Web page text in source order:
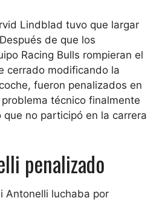
Lindblad tuvo que largar
de que los
Racing Bulls rompieran el
cerrado modificando la
fueron penalizados en
técnico finalmente
que no participó en la carrera
penalizado
Antonelli luchaba por